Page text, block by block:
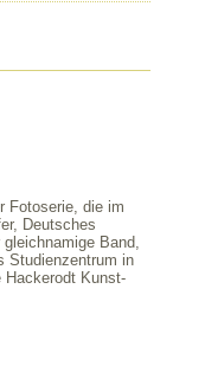
Fotoserie, die im
Deutsches
Band,
Studienzentrum in
Hackerodt Kunst-